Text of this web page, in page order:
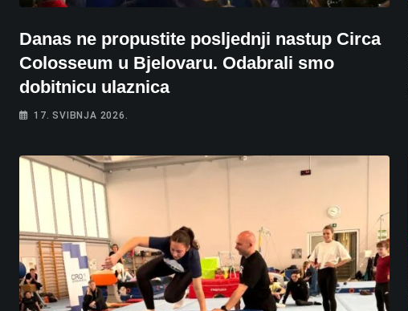
Danas ne propustite posljednji nastup Circa
Colosseum u Bjelovaru. Odabrali smo
dobitnicu ulaznica
17. SVIBNJA 2026.